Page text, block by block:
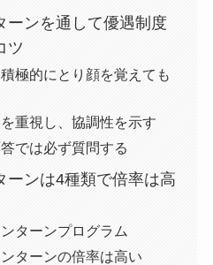
ーンを通して優遇制度
ツ
極的にとり顔を覚えても
重視し、協調性を示す
では必ず質問する
ーンは4種類で倍率は高
ターンプログラム
ターンの倍率は高い